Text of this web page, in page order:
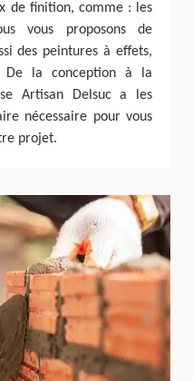
de finition, comme : les
vous proposons de
des peintures à effets,
De la conception à la
Artisan Delsuc a les
nécessaire pour vous
projet.